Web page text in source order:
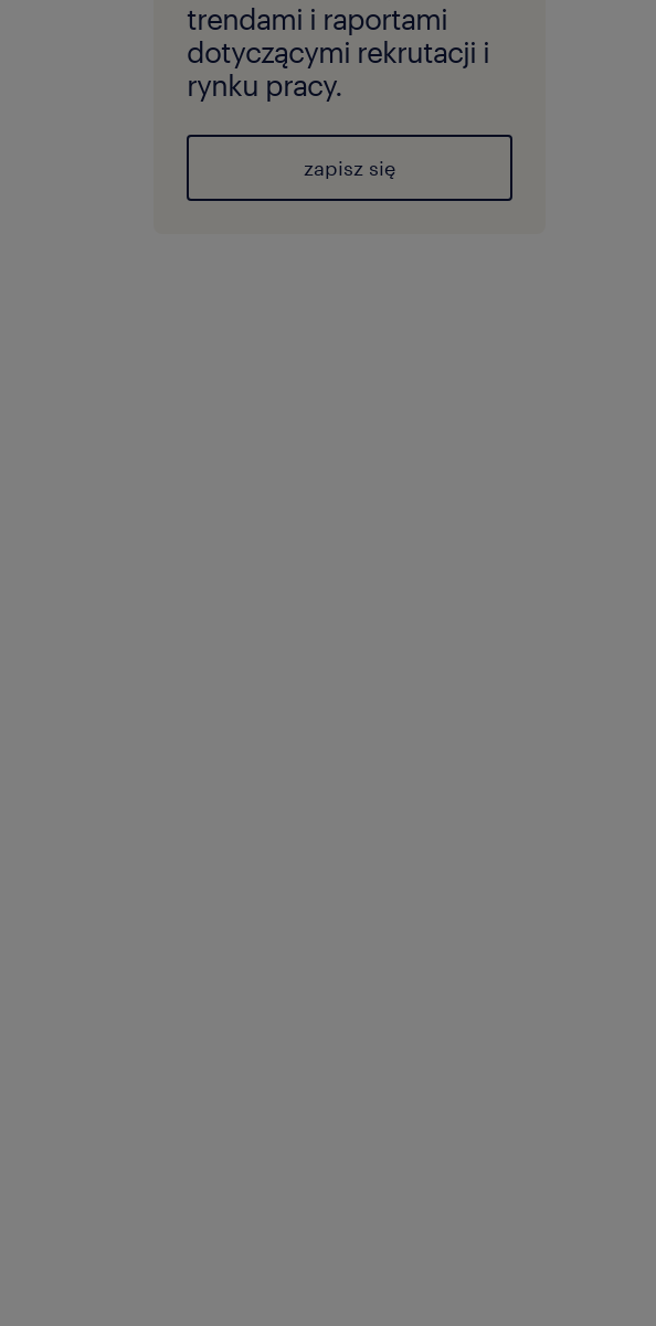
trendami i raportami
dotyczącymi rekrutacji i
rynku pracy.
zapisz się